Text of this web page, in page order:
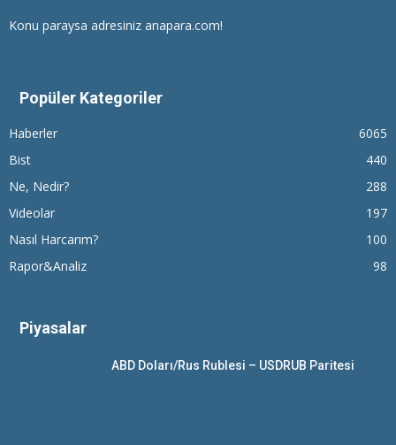
Konu paraysa adresiniz anapara.com!
Popüler Kategoriler
Haberler
6065
Bist
440
Ne, Nedir?
288
Videolar
197
Nasıl Harcarım?
100
Rapor&Analiz
98
Piyasalar
ABD Doları/Rus Rublesi – USDRUB Paritesi